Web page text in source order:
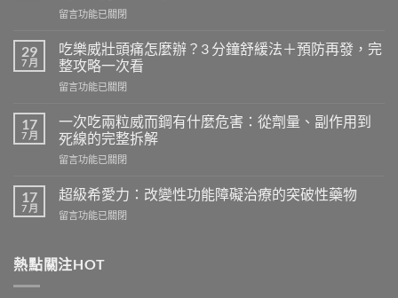
在
天
吃
樂
威
會
怎
樣？
從
實
案
學
風
留言功能已關閉
29
7 月
吃樂威壯頭痛怎麼辦？3 分鐘舒緩法＋預防再發，完
整攻略一次看
在
威
壯
頭
怎
辦？
鐘
留言功能已關閉
17
7 月
一次吃兩粒威而鋼有什麼危害：從劑量、副作用到
死線的完整拆解
在
次
吃
兩
而
留言功能已關閉
17
7 月
超級希愛力：改變性功能障礙治療的突破性藥物
在
希
愛
留言功能已關閉
熱點關注HOT